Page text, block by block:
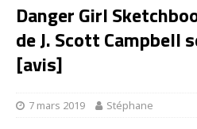
Danger Girl
de J. Scott Campbell
[avis]
7 mars 2019 Stéphane